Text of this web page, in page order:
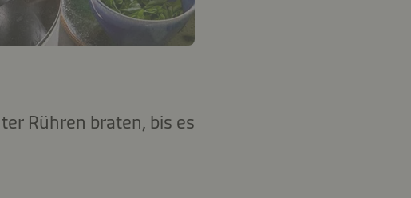
Rühren braten, bis es